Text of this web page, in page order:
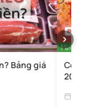
Bảng giá
Còn bao
2027? Đếm